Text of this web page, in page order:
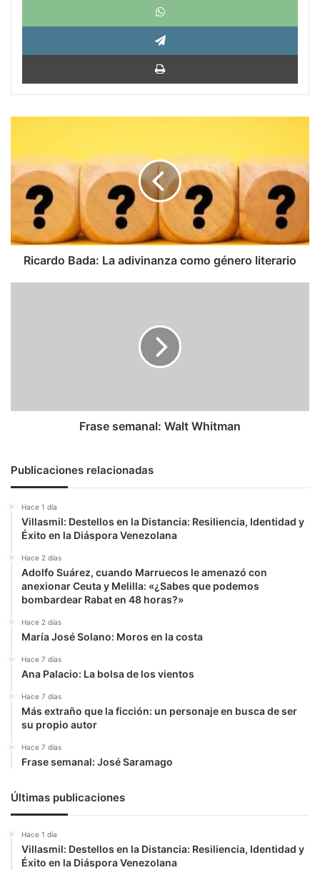
adivinanza
como
género
literario
Ricardo Bada: La adivinanza como género literario
Frase semanal: Walt Whitman
Publicaciones relacionadas
Hace 1 día
Villasmil: Destellos en la Distancia: Resiliencia, Identidad y
Éxito en la Diáspora Venezolana
Hace 2 días
Adolfo Suárez, cuando Marruecos le amenazó con
anexionar Ceuta y Melilla: «¿Sabes que podemos
bombardear Rabat en 48 horas?»
Hace 2 días
María José Solano: Moros en la costa
Hace 7 días
Ana Palacio: La bolsa de los vientos
Hace 7 días
Más extraño que la ficción: un personaje en busca de ser
su propio autor
Hace 7 días
Frase semanal: José Saramago
Últimas publicaciones
Hace 1 día
Villasmil: Destellos en la Distancia: Resiliencia, Identidad y
Éxito en la Diáspora Venezolana